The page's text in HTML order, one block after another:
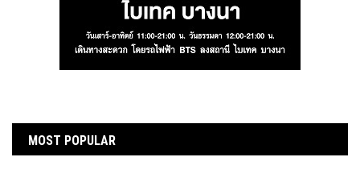
MOST POPULAR